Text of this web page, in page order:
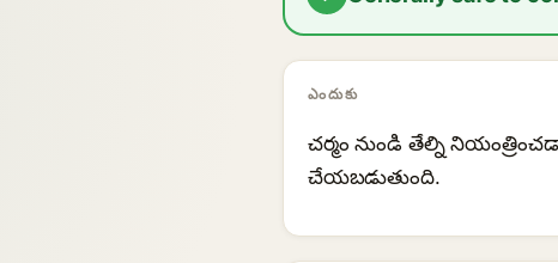
ఎందుకు
చర్మం నుండి తేల్ని
చేయబడుతుంది.